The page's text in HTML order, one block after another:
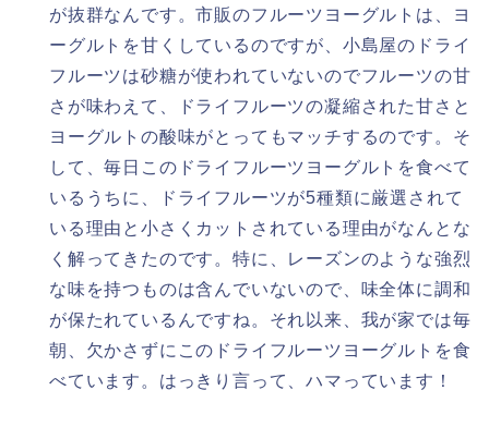
が抜群なんです。市販のフルーツヨーグルトは、ヨ
ーグルトを甘くしているのですが、小島屋のドライ
フルーツは砂糖が使われていないのでフルーツの甘
さが味わえて、ドライフルーツの凝縮された甘さと
ヨーグルトの酸味がとってもマッチするのです。そ
して、毎日このドライフルーツヨーグルトを食べて
いるうちに、ドライフルーツが5種類に厳選されて
いる理由と小さくカットされている理由がなんとな
く解ってきたのです。特に、レーズンのような強烈
な味を持つものは含んでいないので、味全体に調和
が保たれているんですね。それ以来、我が家では毎
朝、欠かさずにこのドライフルーツヨーグルトを食
べています。はっきり言って、ハマっています！